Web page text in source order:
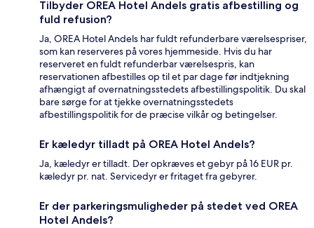
Tilbyder OREA Hotel Andels gratis afbestilling og
fuld refusion?
Ja, OREA Hotel Andels har fuldt refunderbare værelsespriser,
som kan reserveres på vores hjemmeside. Hvis du har
reserveret en fuldt refunderbar værelsespris, kan
reservationen afbestilles op til et par dage før indtjekning
afhængigt af overnatningsstedets afbestillingspolitik. Du skal
bare sørge for at tjekke overnatningsstedets
afbestillingspolitik for de præcise vilkår og betingelser.
Er kæledyr tilladt på OREA Hotel Andels?
Ja, kæledyr er tilladt. Der opkræves et gebyr på 16 EUR pr.
kæledyr pr. nat. Servicedyr er fritaget fra gebyrer.
Er der parkeringsmuligheder på stedet ved OREA
Hotel Andels?